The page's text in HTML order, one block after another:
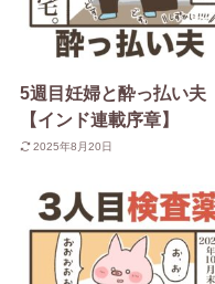
5週目妊婦と酔っ払い夫
【インド連載序章】
2025年8月20日